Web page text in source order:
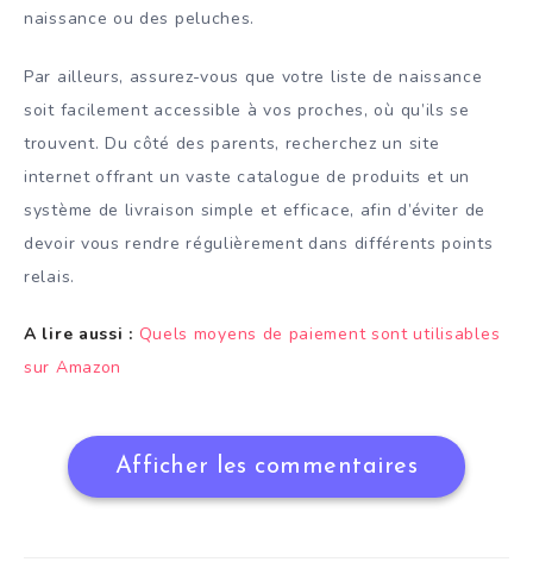
naissance ou des peluches.
Par ailleurs, assurez-vous que votre liste de naissance
soit facilement accessible à vos proches, où qu’ils se
trouvent. Du côté des parents, recherchez un site
internet offrant un vaste catalogue de produits et un
système de livraison simple et efficace, afin d’éviter de
devoir vous rendre régulièrement dans différents points
relais.
A lire aussi : Quels moyens de paiement sont utilisables
sur Amazon
Afficher les commentaires